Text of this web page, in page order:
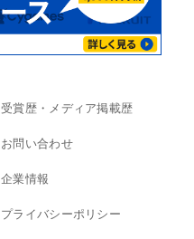
受賞歴・メディア掲載歴
お問い合わせ
企業情報
プライバシーポリシー